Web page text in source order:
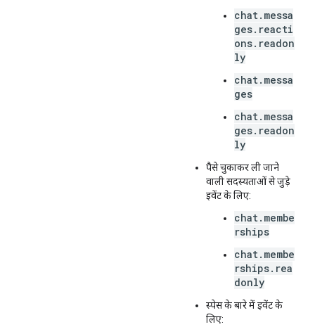
chat.messa
ges.reacti
ons.readon
ly
chat.messa
ges
chat.messa
ges.readon
ly
पैसे चुकाकर ली जाने
वाली सदस्यताओं से जुड़े
इवेंट के लिए:
chat.membe
rships
chat.membe
rships.rea
donly
स्पेस के बारे में इवेंट के
लिए: